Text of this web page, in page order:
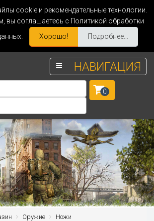
cookie и рекомендательные технологии.
вы соглашаетесь с Политикой обработки
Хорошо! Подробнее...
НАВИГАЦИЯ
0
Оружие
Ножи